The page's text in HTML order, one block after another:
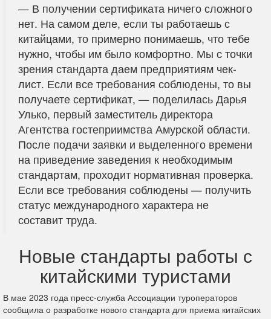
— В получении сертификата ничего сложного
нет. На самом деле, если ты работаешь с
китайцами, то примерно понимаешь, что тебе
нужно, чтобы им было комфортно. Мы с точки
зрения стандарта даем предприятиям чек-
лист. Если все требования соблюдены, то вы
получаете сертификат, — поделилась Дарья
Улько, первый заместитель директора
Агентства гостеприимства Амурской области.
После подачи заявки и выделенного времени
на приведение заведения к необходимым
стандартам, проходит нормативная проверка.
Если все требования соблюдены — получить
статус международного характера не
составит труда.
Новые стандарты работы с
китайскими туристами
В мае 2023 года пресс-служба Ассоциации туроператоров
сообщила о разработке нового стандарта для приема китайских